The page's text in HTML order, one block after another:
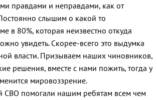
правдами и неправдами, как от
слышим о какой то
в 80%, которая неизвестно откуда
увидеть. Скорее-всего это выдумка
власти. Призываем наших чиновников,
решения, вместе с нами пожить, тогда у
мировоззрение.
СВО помогали нашим ребятам всем чем